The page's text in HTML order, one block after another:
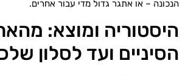
הנכונה – או אתגר גדול מדי עבור אחרים.
היסטוריה ומוצא:
הסיניים ועד לסלון